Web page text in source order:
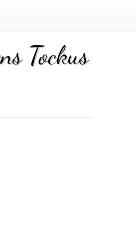
Tockus